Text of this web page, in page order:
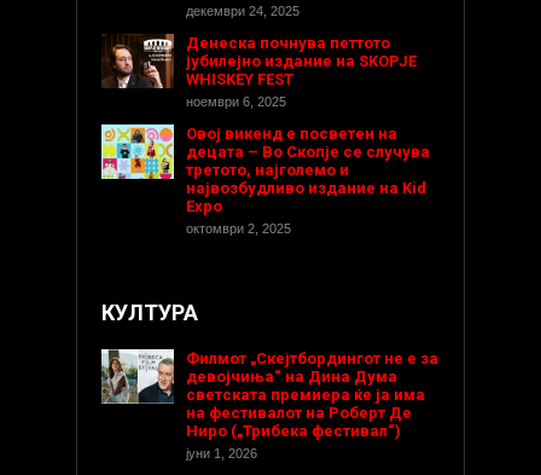
декември 24, 2025
Денеска почнува петтото
јубилејно издание на SKOPJE
WHISKEY FEST
ноември 6, 2025
Овој викенд е посветен на
децата – Во Скопје се случува
третото, најголемо и
највозбудливо издание на Kid
Expo
октомври 2, 2025
КУЛТУРА
Филмот „Скејтбордингот не е за
девојчиња“ на Дина Дума
светската премиера ќе ја има
на фестивалот на Роберт Де
Ниро („Трибека фестивал“)
јуни 1, 2026